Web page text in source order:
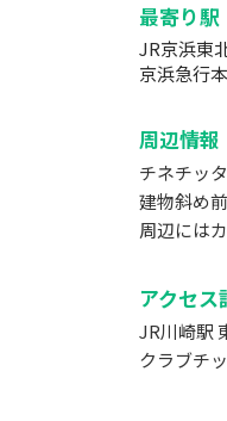
最寄り駅
JR京浜東
京浜急行
周辺情報
チネチッ
建物斜め
周辺には
アクセス
JR川崎駅
クラブチ